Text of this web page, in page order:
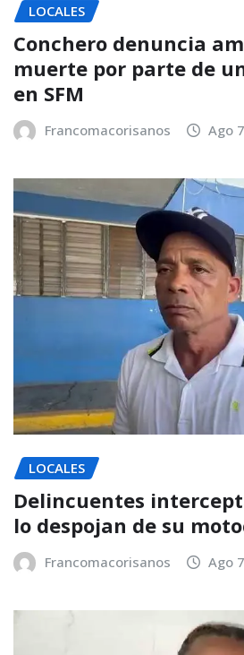
LOCALES
Conchero denuncia
muerte por parte de
en SFM
Francomacorisanos Ago
LOCALES
Delincuentes
lo despojan de su
Francomacorisanos Ago